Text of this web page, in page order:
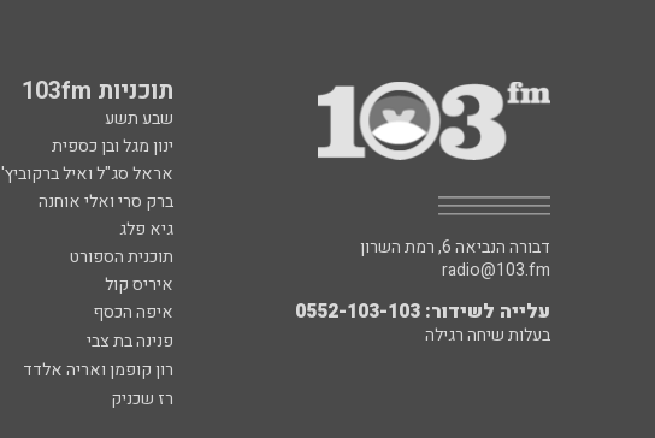
תוכניות 103fm
שבע תשע
ינון מגל ובן כספית
אראל סג"ל ואיל ברקוביץ'
ברק סרי ואלי אוחנה
גיא פלג
תוכנית הספורט
איריס קול
איפה הכסף
פנינה בת צבי
רון קופמן ואריה אלדד
רז שכניק
דבורה הנביאה 6, רמת השרון
radio@103.fm
עלייה לשידור: 0552-103-103
בעלות שיחה רגילה